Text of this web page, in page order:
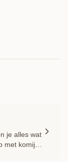
je alles wat
komijn,